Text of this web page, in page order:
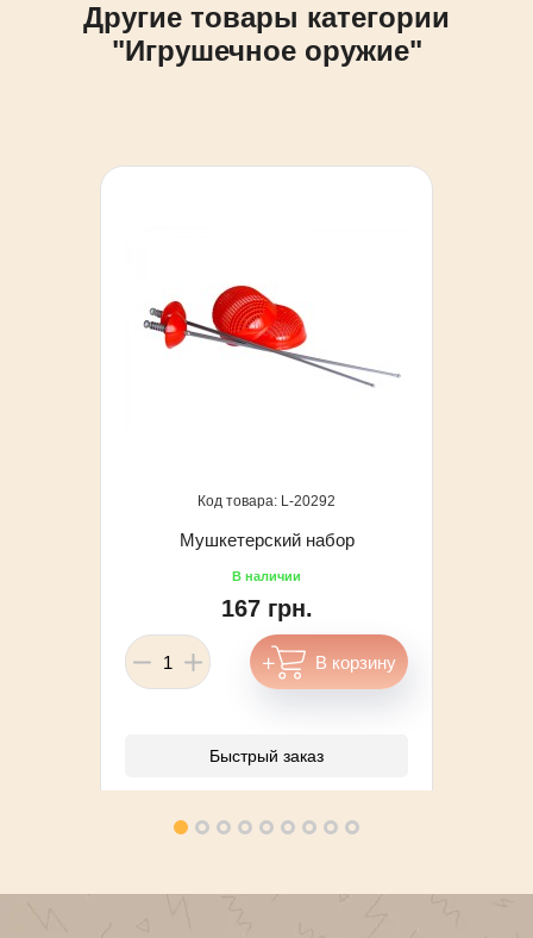
Другие товары категории
"Игрушечное оружие"
20292
Мушкетерский набор
167 грн.
Быстрый заказ